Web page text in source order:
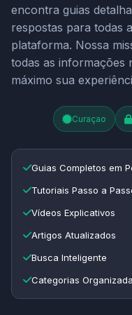
encontra guias
respostas para todas
plataforma. Nossa
todas as informações
máximo sua
Curaçao
Guias Completos em
Tutoriais Passo a
Vídeos Explicativos
Artigos Atualizados
Busca Inteligente
Categorias